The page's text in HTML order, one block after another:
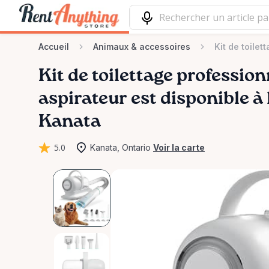
Accueil Animaux & accessoires Kit de
Kit de toilettage
aspirateur est disponible à
Kanata
5.0 Kanata, Ontario Voir la carte